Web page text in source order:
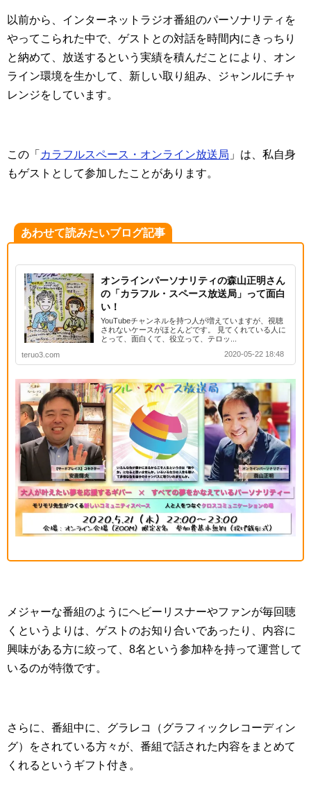
以前から、インターネットラジオ番組のパーソナリティを
やってこられた中で、ゲストとの対話を時間内にきっちり
と納めて、放送するという実績を積んだことにより、オン
ライン環境を生かして、新しい取り組み、ジャンルにチャ
レンジをしています。
この「 カラフルスペース・オンライン放送局 」は、私自身
もゲストとして参加したことがあります。
あわせて読みたいブログ記事
オンラインパーソナリティの森山正明さん
の「カラフル・スペース放送局」って面白
い！
YouTubeチャンネルを持つ人が増えていますが、視聴
されないケースがほとんどです。 見てくれている人に
とって、面白くて、役立って、テロッ...
teruo3.com
2020-05-22 18:48
メジャーな番組のようにヘビーリスナーやファンが毎回聴
くというよりは、ゲストのお知り合いであったり、内容に
興味がある方に絞って、8名という参加枠を持って運営して
いるのが特徴です。
さらに、番組中に、グラレコ（グラフィックレコーディン
グ）をされている方々が、番組で話された内容をまとめて
くれるというギフト付き。